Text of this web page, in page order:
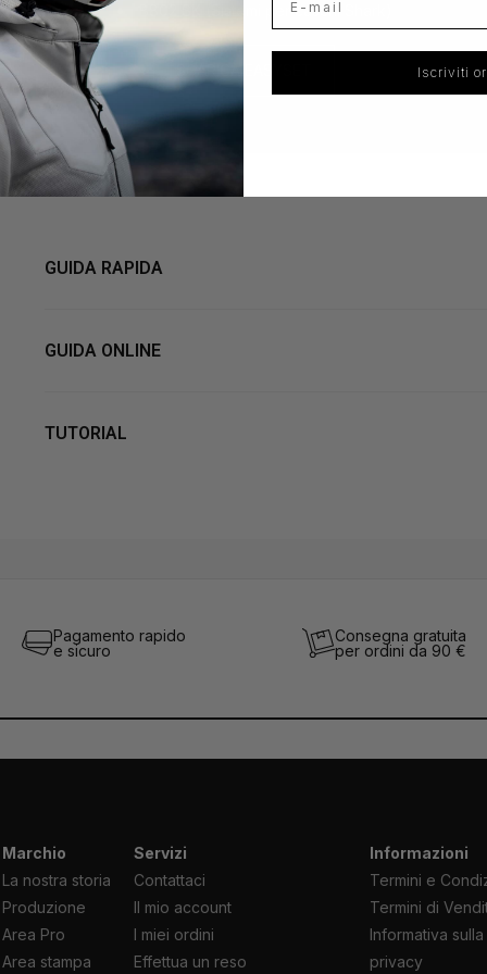
B802 SK (Sistemi per caschi Shark)
GUIDA RAPIDA
GUIDA ONLINE
TUTORIAL
Pagamento rapido
e sicuro
Consegna gratuita
per ordini da 90 €
Marchio
La nostra storia
Produzione
Area Pro
Area stampa
Servizi
Contattaci
Il mio account
I miei ordini
Effettua un reso
Informazioni
Termini e
Termini di
Informativa sulla
privacy
Iscriviti